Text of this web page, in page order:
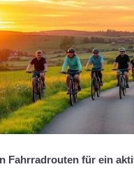
Fahrradrouten für ein